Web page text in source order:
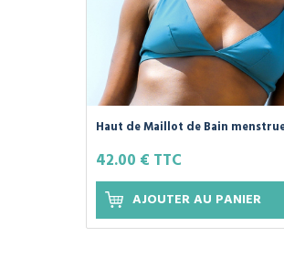
Haut de Maillot de Bain
Bleu - PLIM -
42.00 € TTC
AJOUTER AU PANIER